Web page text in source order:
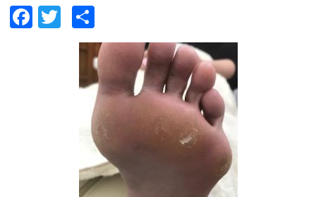
Facebook
Twitter
有